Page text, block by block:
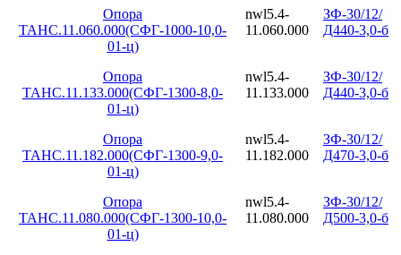
Опора
ТАНС.11.060.000(СФГ-1000-10,0-
01-ц)
nwl5.4-
11.060.000
ЗФ-30/12/
Д440-3,0-б
Опора
ТАНС.11.133.000(СФГ-1300-8,0-
01-ц)
nwl5.4-
11.133.000
ЗФ-30/12/
Д440-3,0-б
Опора
ТАНС.11.182.000(СФГ-1300-9,0-
01-ц)
nwl5.4-
11.182.000
ЗФ-30/12/
Д470-3,0-б
Опора
ТАНС.11.080.000(СФГ-1300-10,0-
01-ц)
nwl5.4-
11.080.000
ЗФ-30/12/
Д500-3,0-б